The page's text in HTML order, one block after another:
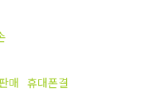
매 휴대폰결